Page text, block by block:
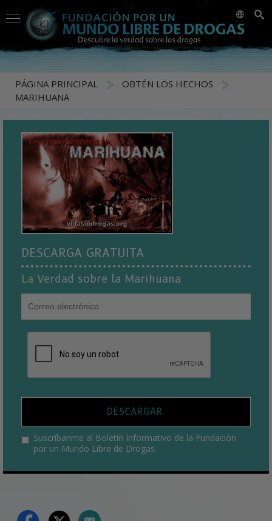
PÁGINA PRINCIPAL
OBTÉN LOS HECHOS
MARIHUANA
DESCARGA GRATUITA
La Verdad sobre la Marihuana
DESCARGAR
Suscríbanme al Boletín Informativo de la Fundación
por un Mundo Libre de Drogas.